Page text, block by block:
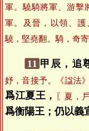
軍。驍騎將軍、游擊
軍。及晉，以領、護
驍，堅堯翻。騎，奇寄
11 甲辰，追
妤，音接予。《諡法
爲江夏王，
〖夏，
爲衡陽王；仍以義